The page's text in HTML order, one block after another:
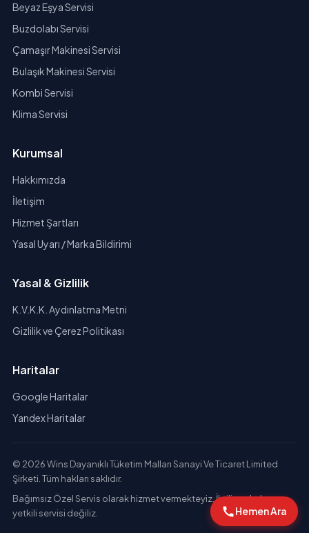
Beyaz Eşya Servisi
Buzdolabı Servisi
Çamaşır Makinesi Servisi
Bulaşık Makinesi Servisi
Kombi Servisi
Klima Servisi
Kurumsal
Hakkımızda
İletişim
Hizmet Şartları
Yasal Uyarı / Marka Bildirimi
Yasal & Gizlilik
K.V.K.K. Aydınlatma Metni
Gizlilik ve Çerez Politikası
Haritalar
Google Haritalar
Yandex Haritalar
© 2026 Wins Dayanıklı Tüketim Malları Sanayi Ve Ticaret Limited
Şirketi. Tüm hakları saklıdır.
Bağımsız Özel Servis olarak hizmet vermekteyiz. İlgili markaların
yetkili servisi değiliz.
Hemen Ara